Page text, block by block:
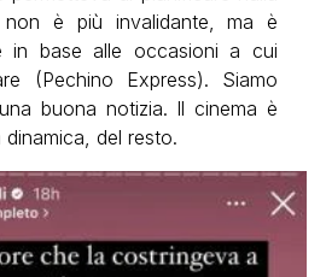
è più invalidante, ma è
in base alle occasioni a cui
(Pechino Express). Siamo
buona notizia. Il cinema è
dinamica, del resto.